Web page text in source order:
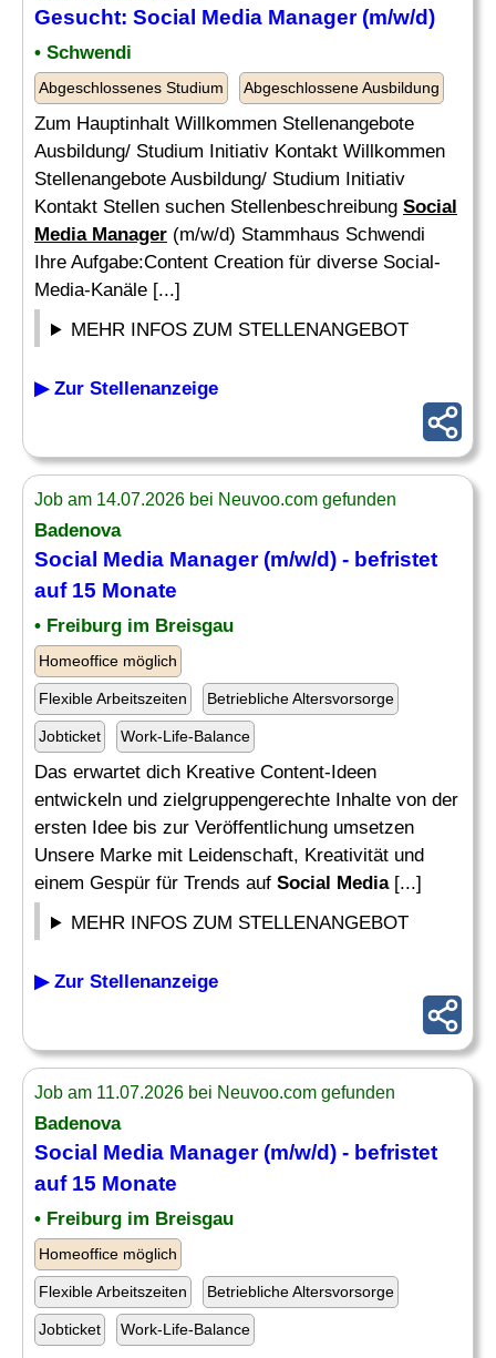
Gesucht: Social Media Manager(m/w/d)
• Schwendi
Abgeschlossenes Studium Abgeschlossene Ausbildung
Zum Hauptinhalt Willkommen Stellenangebote
Ausbildung/ Studium Initiativ Kontakt Willkommen
Stellenangebote Ausbildung/ Studium Initiativ
Kontakt Stellen suchen Stellenbeschreibung Social
Media Manager (m/w/d) Stammhaus Schwendi
Ihre Aufgabe:Content Creation für diverse Social-
Media-Kanäle [...]
MEHR INFOS ZUM STELLENANGEBOT
▶ Zur Stellenanzeige
Job am 14.07.2026 bei Neuvoo.com gefunden
Badenova
Social Media Manager(m/w/d) - befristet
auf 15 Monate
• Freiburg im Breisgau
Homeoffice möglich
Flexible Arbeitszeiten Betriebliche Altersvorsorge
Jobticket Work-Life-Balance
Das erwartet dich Kreative Content-Ideen
entwickeln und zielgruppengerechte Inhalte von der
ersten Idee bis zur Veröffentlichung umsetzen
Unsere Marke mit Leidenschaft, Kreativität und
einem Gespür für Trends auf Social Media[...]
MEHR INFOS ZUM STELLENANGEBOT
▶ Zur Stellenanzeige
Job am 11.07.2026 bei Neuvoo.com gefunden
Badenova
Social Media Manager(m/w/d) - befristet
auf 15 Monate
• Freiburg im Breisgau
Homeoffice möglich
Flexible Arbeitszeiten Betriebliche Altersvorsorge
Jobticket Work-Life-Balance